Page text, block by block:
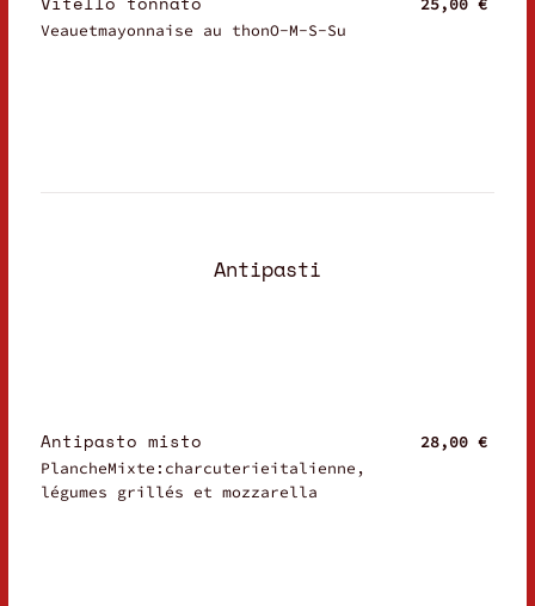
Veauetmayonnaise au thonO-M-S-Su
25,00 €
Antipasti
Antipasto misto
PlancheMixte:charcuterieitalienne,
légumes grillés et mozzarella
28,00 €